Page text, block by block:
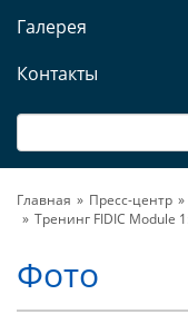
Галерея
Контакты
Главная Пресс-центр
Тренинг FIDIC Modulе
Фото